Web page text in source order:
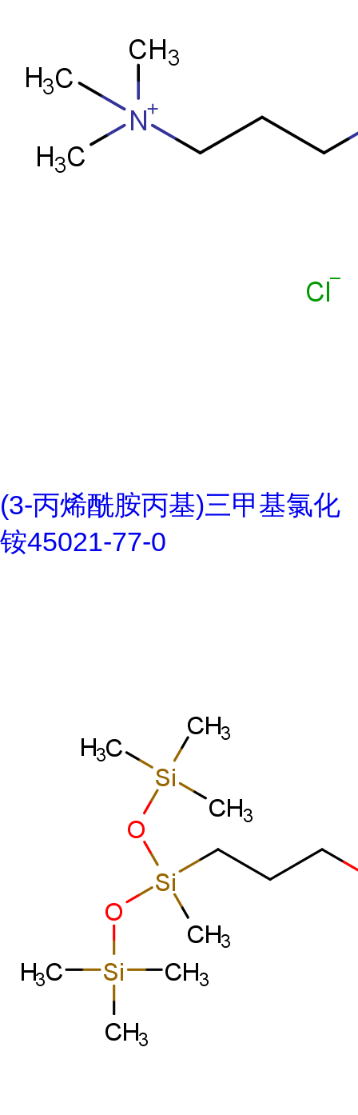
(3-丙烯酰胺丙基)三甲基氯化
铵45021-77-0